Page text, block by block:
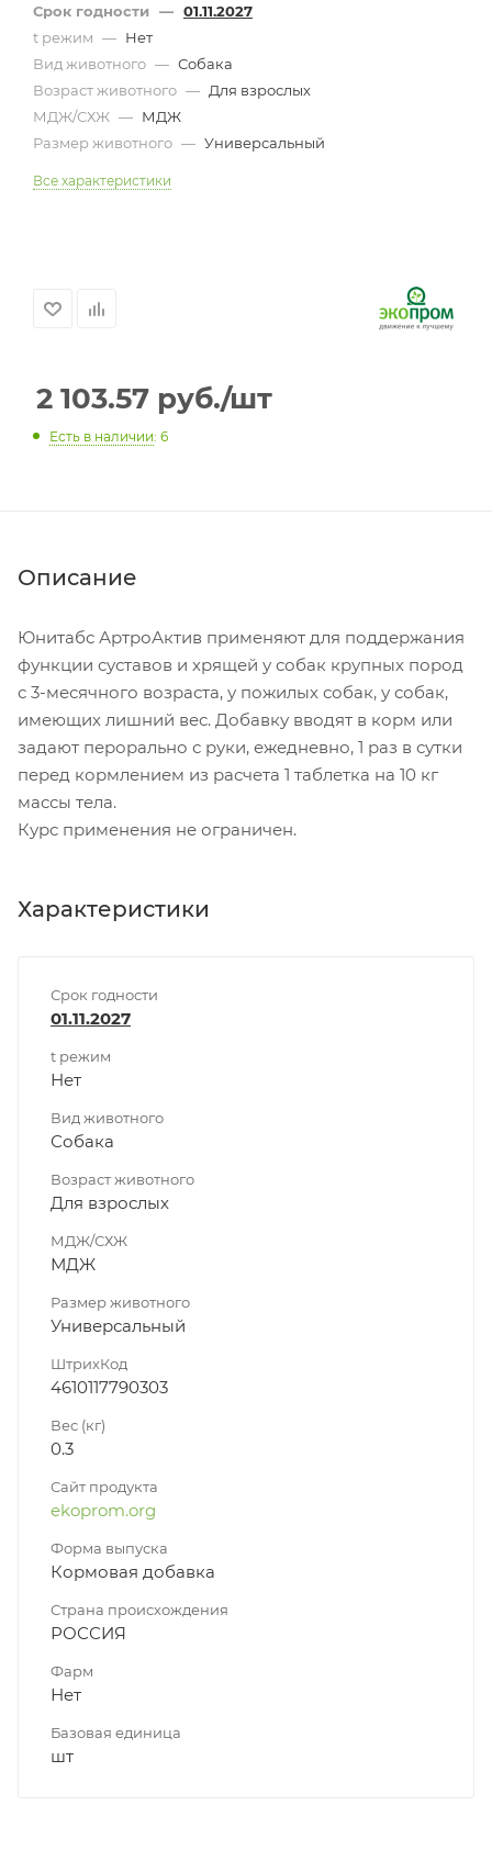
Срок годности — 01.11.2027
t режим — Нет
Вид животного — Собака
Возраст животного — Для взрослых
МДЖ/СХЖ — МДЖ
Размер животного — Универсальный
Все характеристики
2 103.57 руб./шт
Есть в наличии: 6
Описание
Юнитабс АртроАктив применяют для поддержания
функции суставов и хрящей у собак крупных пород
с 3-месячного возраста, у пожилых собак, у собак,
имеющих лишний вес. Добавку вводят в корм или
задают перорально с руки, ежедневно, 1 раз в сутки
перед кормлением из расчета 1 таблетка на 10 кг
массы тела.
Курс применения не ограничен.
Характеристики
Срок годности
01.11.2027
t режим
Нет
Вид животного
Собака
Возраст животного
Для взрослых
МДЖ/СХЖ
МДЖ
Размер животного
Универсальный
ШтрихКод
4610117790303
Вес (кг)
0.3
Сайт продукта
ekoprom.org
Форма выпуска
Кормовая добавка
Страна происхождения
РОССИЯ
Фарм
Нет
Базовая единица
шт